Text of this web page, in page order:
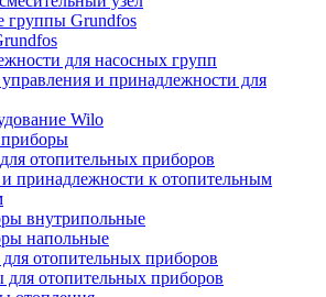
группы Grundfos
для насосных групп
и принадлежности для
Wilo
отопительных приборов
и принадлежности к отопительным
внутрипольные
напольные
отопительных приборов
для отопительных приборов